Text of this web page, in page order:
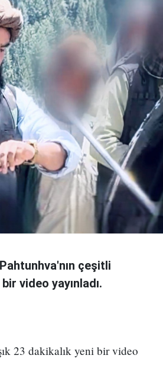
çeşitli
video yayınladı.
23 dakikalık yeni bir video